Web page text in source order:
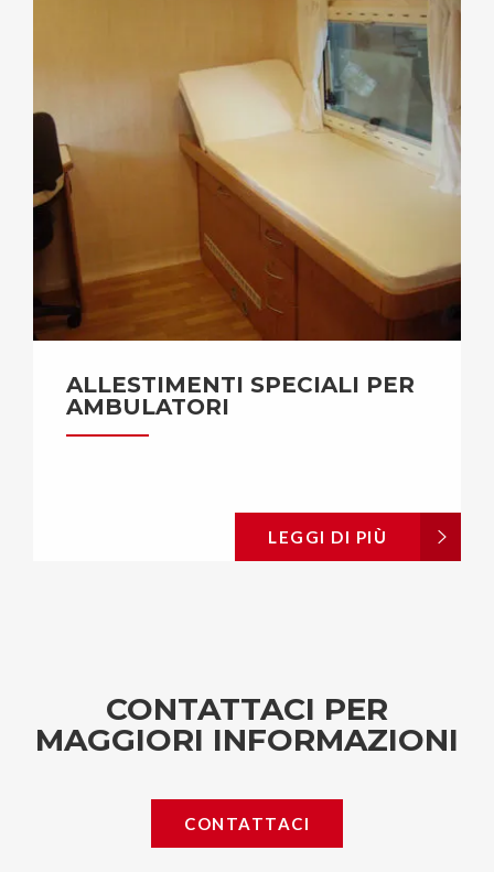
ALLESTIMENTI SPECIALI PER
AMBULATORI
LEGGI DI PIÙ
CONTATTACI PER
MAGGIORI INFORMAZIONI
CONTATTACI